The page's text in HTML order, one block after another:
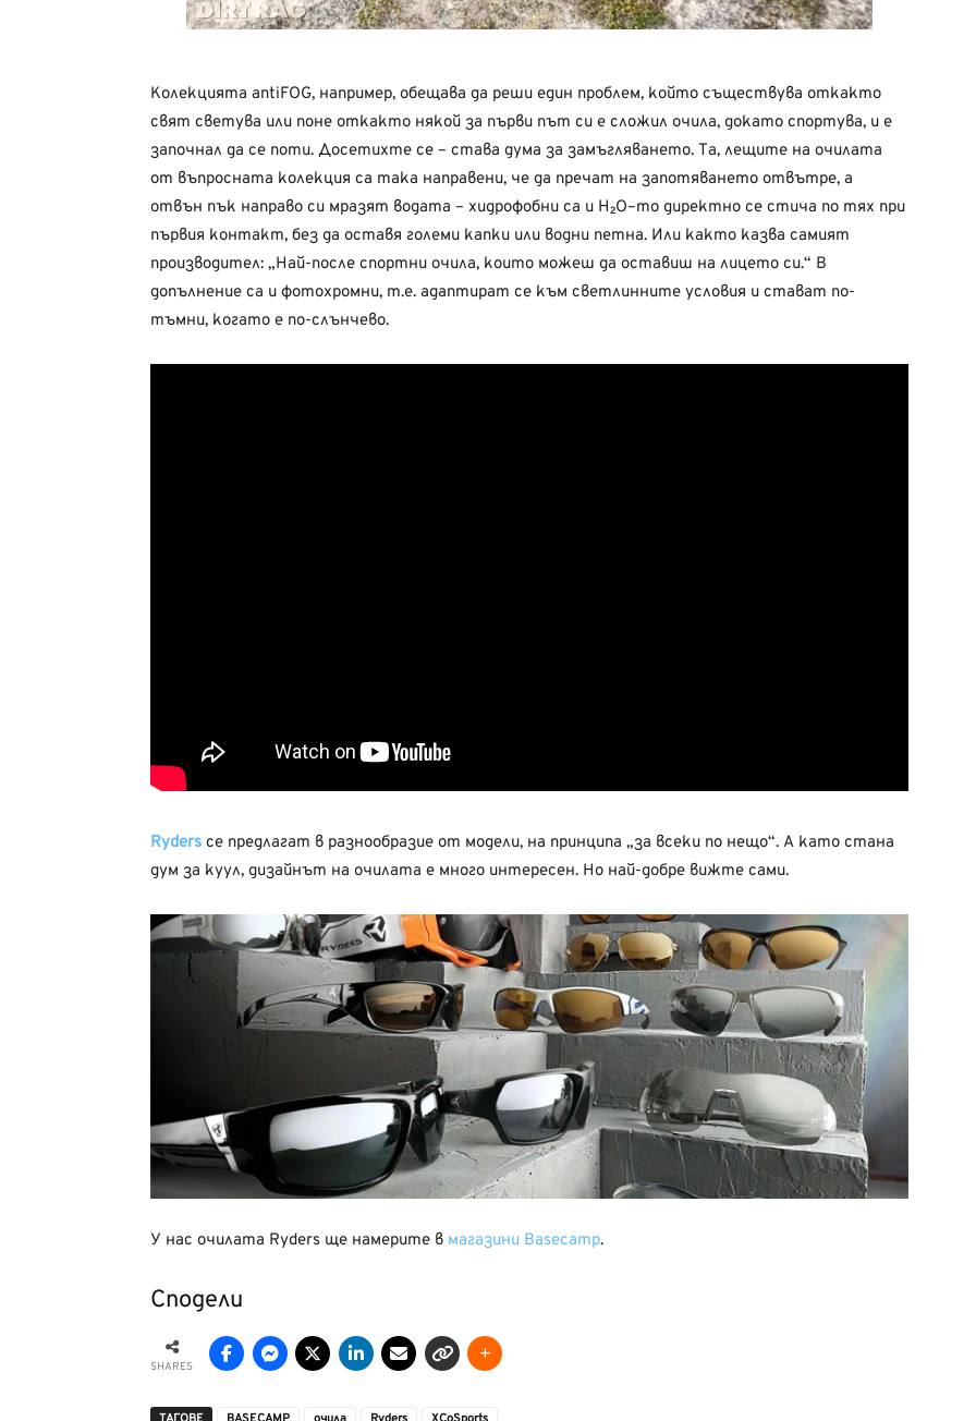
Колекцията antiFOG, например, обещава да реши един проблем, който съществува откакто
свят светува или поне откакто някой за първи път си е сложил очила, докато спортува, и е
започнал да се поти. Досетихте се – става дума за замъгляването. Та, лещите на очилата
от въпросната колекция са така направени, че да пречат на запотяването отвътре, а
отвън пък направо си мразят водата – хидрофобни са и H₂O–то директно се стича по тях при
първия контакт, без да оставя големи капки или водни петна. Или както казва самият
производител: „Най-после спортни очила, които можеш да оставиш на лицето си.“ В
допълнение са и фотохромни, т.е. адаптират се към светлинните условия и стават по-
тъмни, когато е по-слънчево.
Ryders се предлагат в разнообразие от модели, на принципа „за всеки по нещо“. А като стана
дум за куул, дизайнът на очилата е много интересен. Но най-добре вижте сами.
У нас очилата Ryders ще намерите в магазини Basecamp.
Сподели
SHARES